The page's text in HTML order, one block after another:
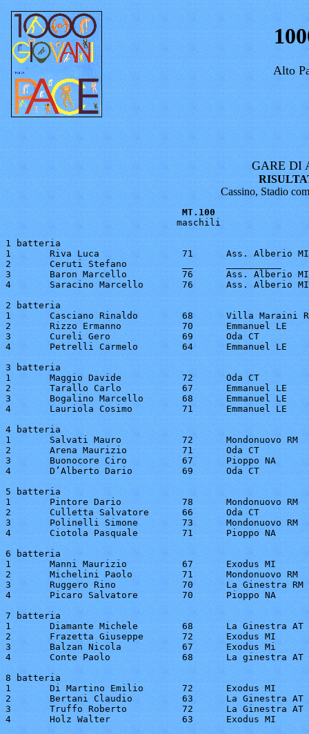
Alto
GARE DI
Cassino, Stadio
MT.100
                               maschili
1 batteria
1	Riva Luca		71	Ass. Alberio MI		12"8
2	Ceruti Stefano		__	__________		13"1
3	Baron Marcello		76	Ass. Alberio MI		14"4
4	Saracino Marcello	76	Ass. Alberio MI		16"6
2 batteria
1	Casciano Rinaldo	68	Villa Maraini RM	13"3
2	Rizzo Ermanno		70	Emmanuel LE		13"5
3	Cureli Gero		69	Oda CT			15"0
4	Petrelli Carmelo	64	Emmanuel LE		16"8
3 batteria
1	Maggio Davide		72	Oda CT			13"2
2	Tarallo Carlo		67	Emmanuel LE		13"8
3	Bogalino Marcello	68	Emmanuel LE		13"9
4	Lauriola Cosimo		71	Emmanuel LE		14"7
4 batteria
1	Salvati Mauro		72	Mondonuovo RM		13"2
2	Arena Maurizio		71	Oda CT			13"9
3	Buonocore Ciro		67	Pioppo NA		14"1
4	D’Alberto Dario		69	Oda CT			15"1
5 batteria
1	Pintore Dario		78	Mondonuovo RM		13"5
2	Culletta Salvatore	66	Oda CT			14"1
3	Polinelli Simone	73	Mondonuovo RM		14"7
4	Ciotola Pasquale	71	Pioppo NA		15"0
6 batteria
1	Manni Maurizio		67	Exodus MI		13"3
2	Michelini Paolo		71	Mondonuovo RM		13"8
3	Ruggero Rino		70	La Ginestra RM		14"1
4	Picaro Salvatore	70	Pioppo NA		16"5
7 batteria
1	Diamante Michele	68	La Ginestra AT		13"4
2	Frazetta Giuseppe	72	Exodus MI		13"6
3	Balzan Nicola		67	Exodus Mi		14"3
4	Conte Paolo		68	La ginestra AT		14"3
8 batteria
1	Di Martino Emilio	72	Exodus MI		12"9
2	Bertani Claudio		63	La Ginestra AT		14"0
3	Truffo Roberto		72	La Ginestra AT		14"3
4	Holz Walter		63	Exodus MI		14"5